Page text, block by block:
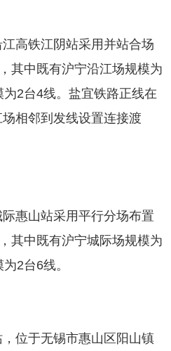
高铁江阴站采用并站合场
其中既有沪宁沿江场规模为
2台4线。盐宜铁路正线在
相邻到发线设置连接渡
惠山站采用平行分场布置
其中既有沪宁城际场规模为
2台6线。
位于无锡市惠山区阳山镇